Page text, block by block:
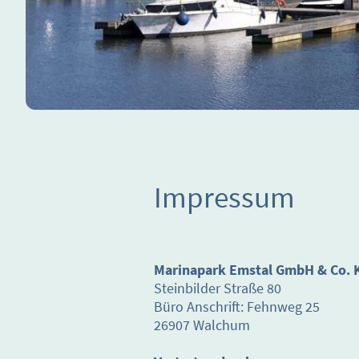
Marinapark Emstal GmbH & Co.
Steinbilder Straße 80
Büro Anschrift: Fehnweg 25
26907 Walchum
Impressum